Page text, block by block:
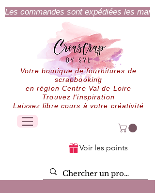
Les commandes sont expédiées les
Votre boutique de fournitures de
scrapbooking
en région Centre Val de Loire
Trouvez l'inspiration
Laissez libre cours à votre créativité
Voir les points